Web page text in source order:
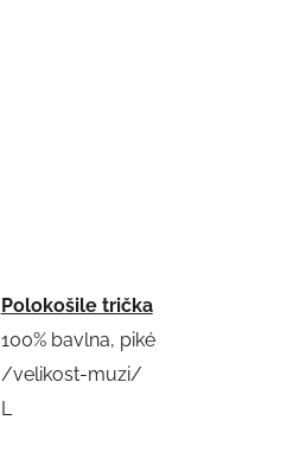
Polokošile trička
100% bavlna, piké
/velikost-muzi/
L